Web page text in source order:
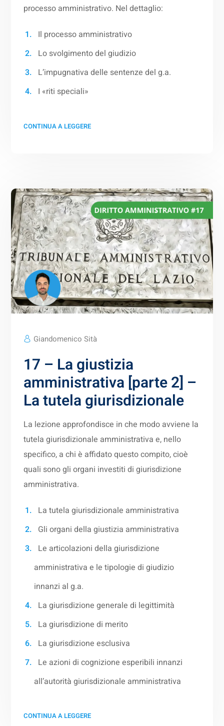
processo amministrativo. Nel dettaglio:
Il processo amministrativo
Lo svolgimento del giudizio
L’impugnativa delle sentenze del g.a.
I «riti speciali»
CONTINUA A LEGGERE
Giandomenico Sità
17 – La giustizia
amministrativa [parte 2] –
La tutela giurisdizionale
La lezione approfondisce in che modo avviene la
tutela giurisdizionale amministrativa e, nello
specifico, a chi è affidato questo compito, cioè
quali sono gli organi investiti di giurisdizione
amministrativa.
La tutela giurisdizionale amministrativa
Gli organi della giustizia amministrativa
Le articolazioni della giurisdizione
amministrativa e le tipologie di giudizio
innanzi al g.a.
La giurisdizione generale di legittimità
La giurisdizione di merito
La giurisdizione esclusiva
Le azioni di cognizione esperibili innanzi
all’autorità giurisdizionale amministrativa
CONTINUA A LEGGERE